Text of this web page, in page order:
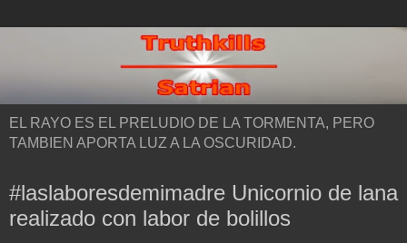
EL RAYO ES EL PRELUDIO DE LA TORMENTA, PERO
TAMBIEN APORTA LUZ A LA OSCURIDAD.
#laslaboresdemimadre Unicornio de lana
realizado con labor de bolillos